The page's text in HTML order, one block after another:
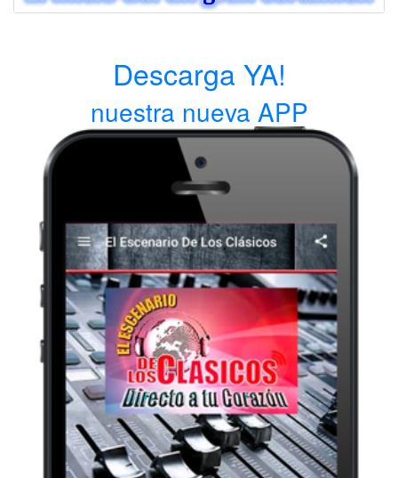
Descarga YA!
nuestra nueva APP